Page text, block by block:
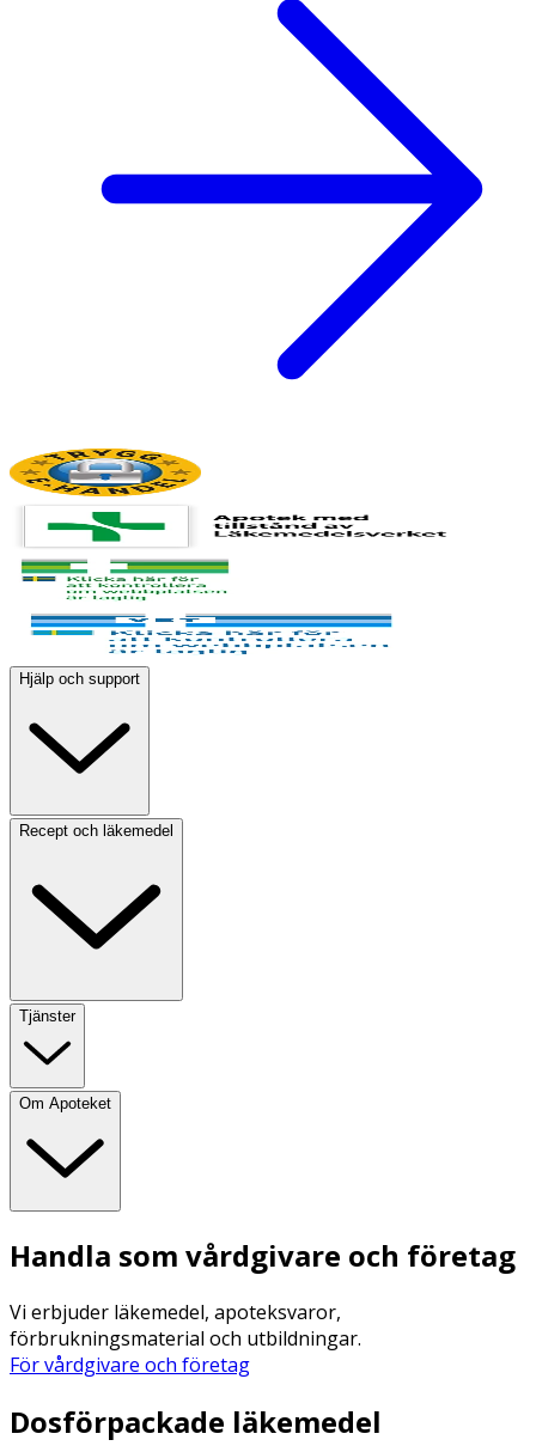
Hjälp och support
Recept och läkemedel
Tjänster
Om Apoteket
Handla som vårdgivare och företag
Vi erbjuder läkemedel, apoteksvaror,
förbrukningsmaterial och utbildningar.
För vårdgivare och företag
Dosförpackade läkemedel